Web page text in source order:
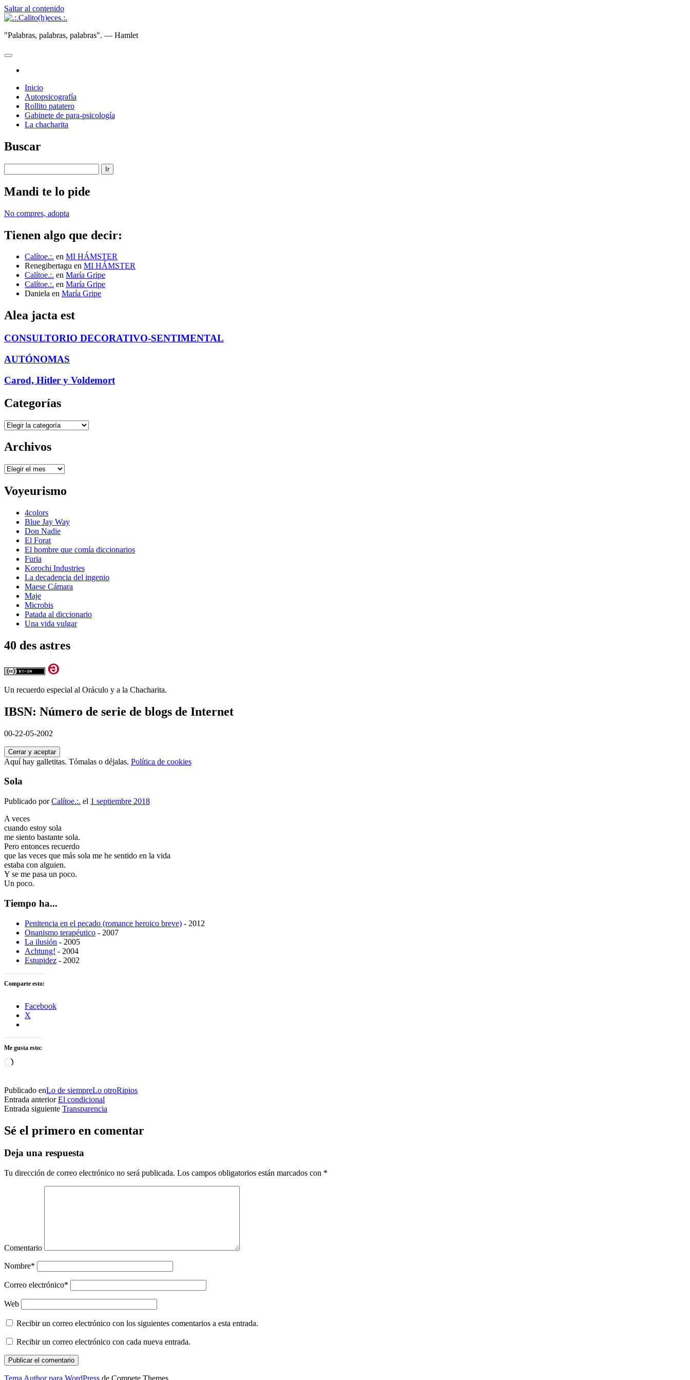
Saltar al contenido
.:.Calito(h)eces.:.
"Palabras, palabras, palabras". — Hamlet
abrir
principal
Inicio
Autopsicografía
Rollito patatero
Gabinete de para-psicología
La chacharita
Barra
Buscar
Mandi te lo pide
No compres, adopta
Tienen algo que decir:
Calítoe.:. en MI HÁMSTER
Renegibertagu en MI HÁMSTER
Calítoe.:. en María Gripe
Calítoe.:. en María Gripe
Daniela en María Gripe
Alea jacta est
CONSULTORIO DECORATIVO-SENTIMENTAL
AUTÓNOMAS
Carod, Hitler y Voldemort
Categorías
Categorías
Archivos
Archivos
Voyeurismo
4colors
Blue Jay Way
Don Nadie
El Forat
El hombre que comía diccionarios
Furia
Korochi Industries
La decadencia del ingenio
Maese Cámara
Maje
Microbis
Patada al diccionario
Una vida vulgar
40 des astres
Un recuerdo especial al Oráculo y a la Chacharita.
IBSN: Número de serie de blogs de Internet
00-22-05-2002
Aquí hay galletitas. Tómalas o déjalas. Política de cookies
Sola
Publicado porCalítoe.:. el 1 septiembre 2018
A veces
cuando estoy sola
me siento bastante sola.
Pero entonces recuerdo
que las veces que más sola me he sentido en la vida
estaba con alguien.
Y se me pasa un poco.
Un poco.
Tiempo ha...
Penitencia en el pecado (romance heroico breve) - 2012
Onanismo terapéutico - 2007
La ilusión - 2005
Achtung! - 2004
Estupidez - 2002
Comparte esto:
Facebook
X
Me gusta esto:
Cargando...
Publicado enLo de siempreLo otroRipios
Entrada anterior El condicional
Entrada siguiente Transparencia
Sé el primero en comentar
Deja una respuesta
Tu dirección de correo electrónico no será publicada. Los campos obligatorios están marcados con *
Comentario
Nombre*
Correo electrónico*
Web
Recibir un correo electrónico con los siguientes comentarios a esta entrada.
Recibir un correo electrónico con cada nueva entrada.